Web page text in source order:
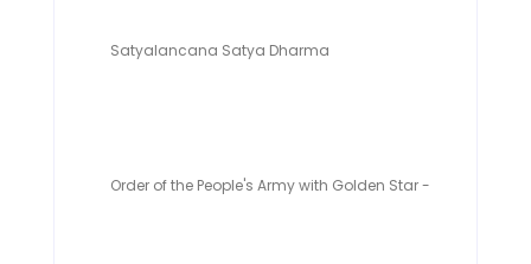
Satyalancana Satya Dharma
Order of the People's Army with Golden Star - Yugoslav